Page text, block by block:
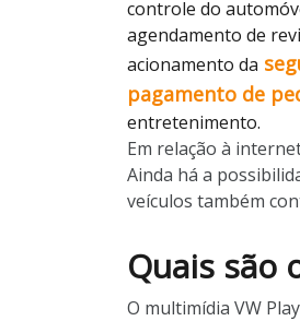
controle do
agendamento de
acionamento da
pagamento de
entretenimento.
Em relação à
Ainda há a
veículos também
Quais são
O multimídia VW